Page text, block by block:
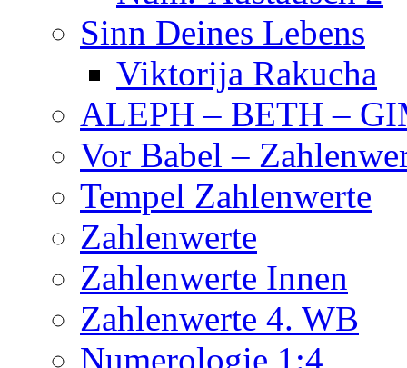
Sinn Deines Lebens
Viktorija Rakucha
ALEPH – BETH –
Vor Babel –
Tempel Zahlenwerte
Zahlenwerte
Zahlenwerte Innen
Zahlenwerte 4. WB
Numerologie 1:4